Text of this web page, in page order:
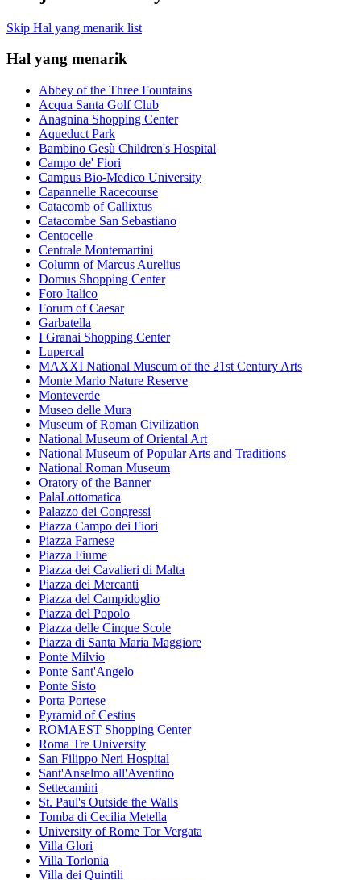
Skip Hal yang menarik list
Hal yang menarik
Abbey of the Three Fountains
Acqua Santa Golf Club
Anagnina Shopping Center
Aqueduct Park
Bambino Gesù Children's Hospital
Campo de' Fiori
Campus Bio-Medico University
Capannelle Racecourse
Catacomb of Callixtus
Catacombe San Sebastiano
Centocelle
Centrale Montemartini
Column of Marcus Aurelius
Domus Shopping Center
Foro Italico
Forum of Caesar
Garbatella
I Granai Shopping Center
Lupercal
MAXXI National Museum of the 21st Century Arts
Monte Mario Nature Reserve
Monteverde
Museo delle Mura
Museum of Roman Civilization
National Museum of Oriental Art
National Museum of Popular Arts and Traditions
National Roman Museum
Oratory of the Banner
PalaLottomatica
Palazzo dei Congressi
Piazza Campo dei Fiori
Piazza Farnese
Piazza Fiume
Piazza dei Cavalieri di Malta
Piazza dei Mercanti
Piazza del Campidoglio
Piazza del Popolo
Piazza delle Cinque Scole
Piazza di Santa Maria Maggiore
Ponte Milvio
Ponte Sant'Angelo
Ponte Sisto
Porta Portese
Pyramid of Cestius
ROMAEST Shopping Center
Roma Tre University
San Filippo Neri Hospital
Sant'Anselmo all'Aventino
Settecamini
St. Paul's Outside the Walls
Tomba di Cecilia Metella
University of Rome Tor Vergata
Villa Glori
Villa Torlonia
Villa dei Quintili